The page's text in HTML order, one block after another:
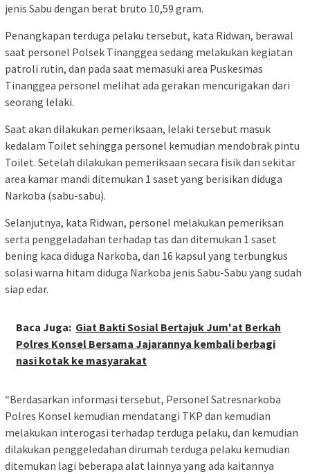
jenis Sabu dengan berat bruto 10,59 gram.
Penangkapan terduga pelaku tersebut, kata Ridwan, berawal
saat personel Polsek Tinanggea sedang melakukan kegiatan
patroli rutin, dan pada saat memasuki area Puskesmas
Tinanggea personel melihat ada gerakan mencurigakan dari
seorang lelaki.
Saat akan dilakukan pemeriksaan, lelaki tersebut masuk
kedalam Toilet sehingga personel kemudian mendobrak pintu
Toilet. Setelah dilakukan pemeriksaan secara fisik dan sekitar
area kamar mandi ditemukan 1 saset yang berisikan diduga
Narkoba (sabu-sabu).
Selanjutnya, kata Ridwan, personel melakukan pemeriksan
serta penggeladahan terhadap tas dan ditemukan 1 saset
bening kaca diduga Narkoba, dan 16 kapsul yang terbungkus
solasi warna hitam diduga Narkoba jenis Sabu-Sabu yang sudah
siap edar.
Baca Juga: Giat Bakti Sosial Bertajuk Jum'at Berkah
Polres Konsel Bersama Jajarannya kembali berbagi
nasi kotak ke masyarakat
“Berdasarkan informasi tersebut, Personel Satresnarkoba
Polres Konsel kemudian mendatangi TKP dan kemudian
melakukan interogasi terhadap terduga pelaku, dan kemudian
dilakukan penggeledahan dirumah terduga pelaku kemudian
ditemukan lagi beberapa alat lainnya yang ada kaitannya